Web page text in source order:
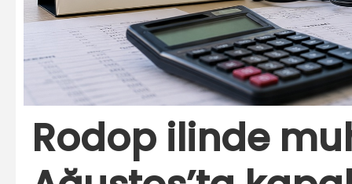
Rodop ilinde